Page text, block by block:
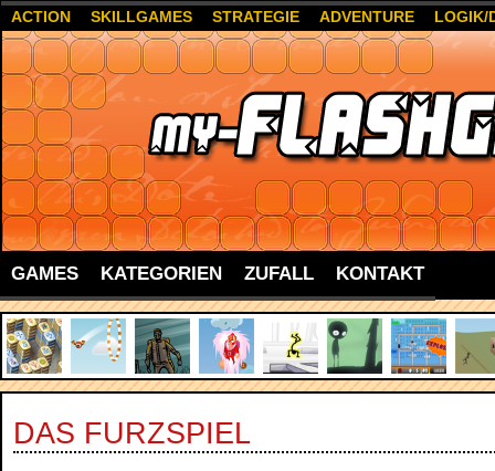
ACTION SKILLGAMES STRATEGIE ADVENTURE LOGIK/
GAMES KATEGORIEN ZUFALL KONTAKT
DAS FURZSPIEL